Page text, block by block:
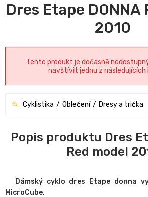
Dres Etape DONNA
2010
Tento produkt je dočasně
navštívit jednu z následujících
Cyklistika Oblečení Dresy a trička
Popis produktu Dres
Red model
Dámský cyklo dres Etape donna
MicroCube.